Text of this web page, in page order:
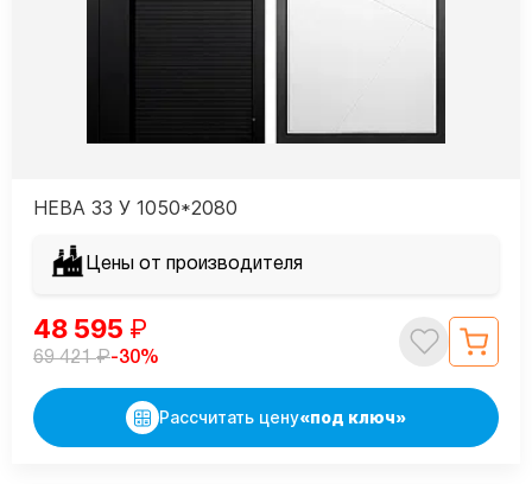
НЕВА 33 У 1050*2080
Цены от производителя
48 595 ₽
69 421₽-30%
Рассчитать цену«под ключ»